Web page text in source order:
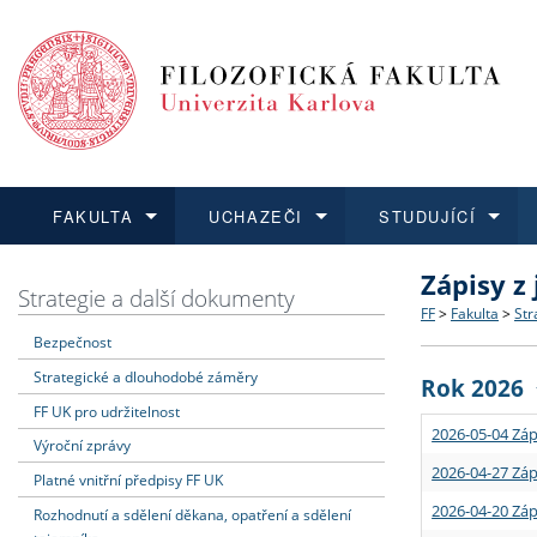
FAKULTA
Dozvědět se více
Struktura
Strategie
Podpora
UCHAZEČI
Podat přihlášku
Co
Učitelské
STUDUJÍCÍ
Dozvědět se více
Rigorózní
Dozvědět se více
O vědě a
Granty a
Dozvědět se více
Aktuální
Strategie a další dokumenty
Bezpečnost
Strategické a dlouhodobé záměry
FF UK pro udržitelnost
Výroční zprávy
Platné vnitřní předpisy FF UK
Rozhodnutí a sdělení děkana, opatření a sdělení
Zápisy
FF > Fakulta >
Rok 2026
2026-05-04
2026-04-27
2026-04-20